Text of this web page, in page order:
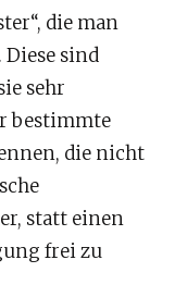
die man
sind
sehr
bestimmte
die nicht
statt einen
frei zu